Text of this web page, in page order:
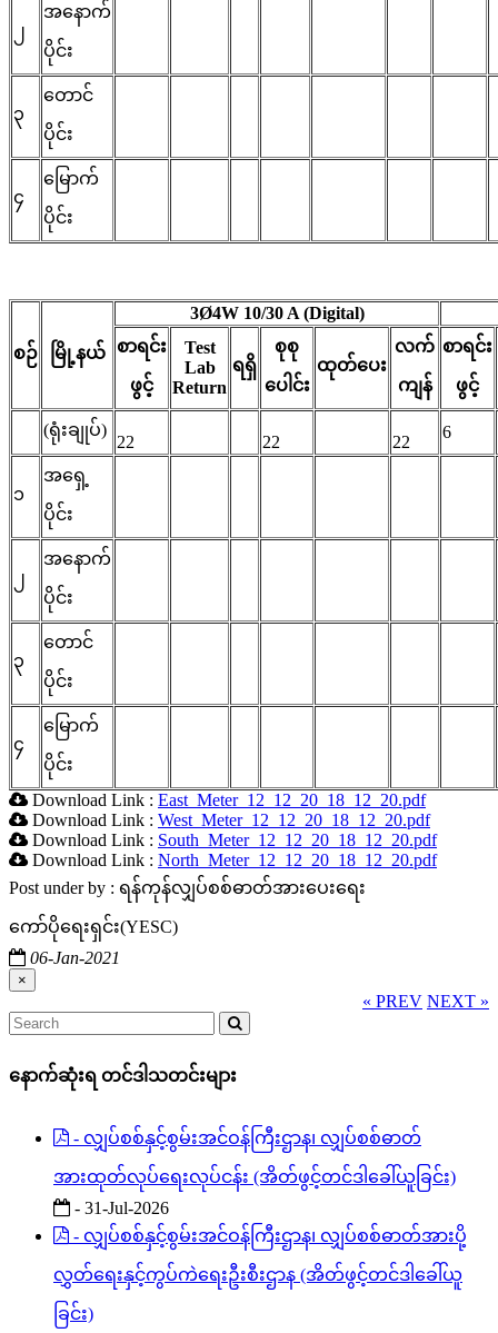
၂
အနောက်
ပိုင်း
၃
တောင်
ပိုင်း
၄
မြောက်
ပိုင်း
စဉ် မြို့နယ်
3Ø4W 10/30 A (Digital)
စာရင်း
ဖွင့်
Test
Lab
Return
ရရှိ
စုစု
ပေါင်း
ထုတ်ပေး
လက်
ကျန်
စာရင်း
ဖွင့်
(ရုံးချုပ်)
22 22 22
6
၁
အရှေ့
ပိုင်း
၂
အနောက်
ပိုင်း
၃
တောင်
ပိုင်း
၄
မြောက်
ပိုင်း
Download Link : East_Meter_12_12_20_18_12_20.pdf
Download Link : West_Meter_12_12_20_18_12_20.pdf
Download Link : South_Meter_12_12_20_18_12_20.pdf
Download Link : North_Meter_12_12_20_18_12_20.pdf
Post under by : ရန်ကုန်လျှပ်စစ်ဓာတ်အားပေးရေး
ကော်ပိုရေးရှင်း(YESC)
06-Jan-2021
×
« PREV NEXT »
နောက်ဆုံးရ တင်ဒါသတင်းများ
- လျှပ်စစ်နှင့်စွမ်းအင်ဝန်ကြီးဌာန၊ လျှပ်စစ်ဓာတ်
အားထုတ်လုပ်ရေးလုပ်ငန်း (အိတ်ဖွင့်တင်ဒါခေါ်ယူခြင်း)
- 31-Jul-2026
- လျှပ်စစ်နှင့်စွမ်းအင်ဝန်ကြီးဌာန၊ လျှပ်စစ်ဓာတ်အားပို့
လွှတ်ရေးနှင့်ကွပ်ကဲရေးဦးစီးဌာန (အိတ်ဖွင့်တင်ဒါခေါ်ယူ
ခြင်း)